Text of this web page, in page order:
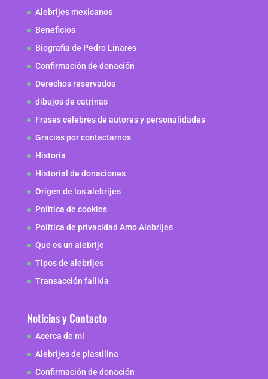
Alebrijes mexicanos
Beneficios
Biografia de Pedro Linares
Confirmación de donación
Derechos reservados
dibujos de catrinas
Frases celebres de autores y personalidades
Gracias por contactarnos
Historia
Historial de donaciones
Origen de los alebrijes
Politica de cookies
Política de privacidad Amo Alebrijes
Que es un alebrije
Tipos de alebrijes
Transacción fallida
Noticias y Contacto
Acerca de mi
Alebrijes de plastilina
Confirmación de donación